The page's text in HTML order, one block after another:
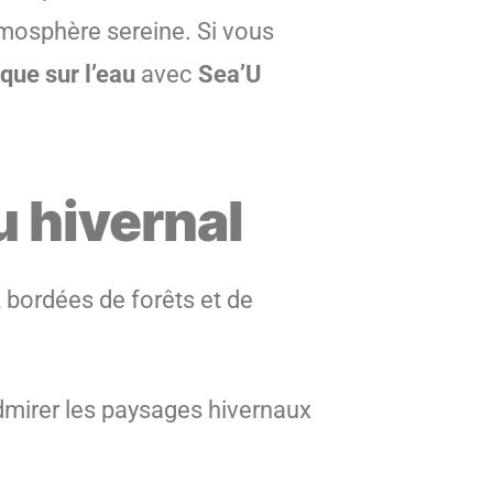
sereine. Si vous
sur l’eau avec Sea’U
hivernal
de forêts et de
les paysages hivernaux